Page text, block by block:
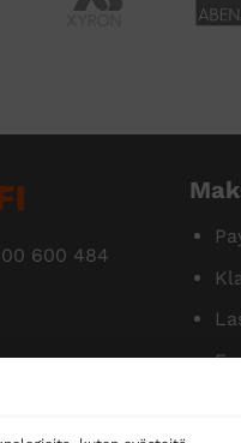
600 484